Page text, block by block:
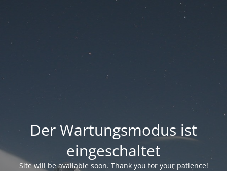
Der Wartungsmodus ist
eingeschaltet
Site will be available soon. Thank you for your patience!